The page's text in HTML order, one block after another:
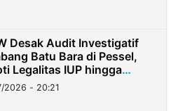
Desak Audit Investigatif
Batu Bara di Pessel,
Legalitas IUP hingga
2026 - 20:21